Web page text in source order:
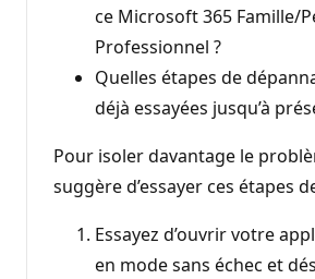
ce Microsoft 365 Famille/
Professionnel ?
Quelles étapes de
déjà essayées jusqu’à
Pour isoler davantage le
suggère d’essayer ces étapes
Essayez d’ouvrir votre
en mode sans échec et